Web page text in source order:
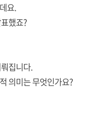
요.
했죠?
집니다.
의미는 무엇인가요?